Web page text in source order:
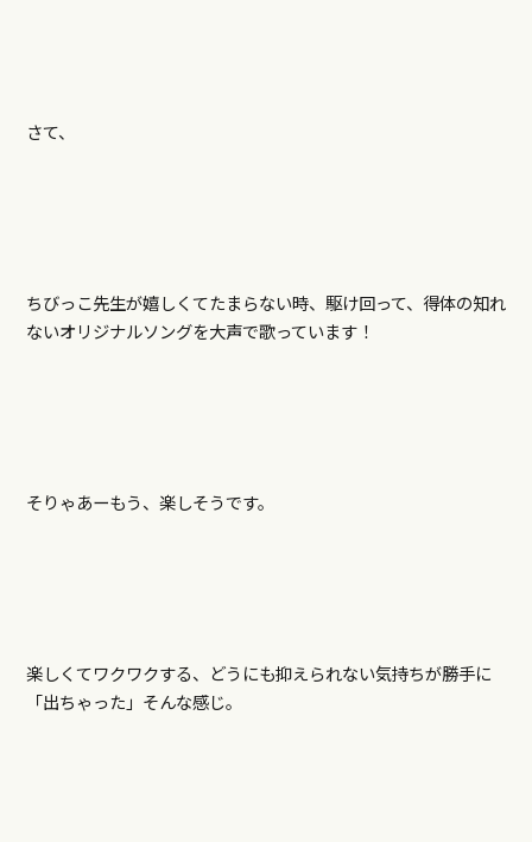
さて、
ちびっこ先生が嬉しくてたまらない時、駆け回って、得体の知れ
ないオリジナルソングを大声で歌っています！
そりゃあーもう、楽しそうです。
楽しくてワクワクする、どうにも抑えられない気持ちが勝手に
「出ちゃった」そんな感じ。